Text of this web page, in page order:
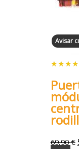
Avisar
900
69,90€